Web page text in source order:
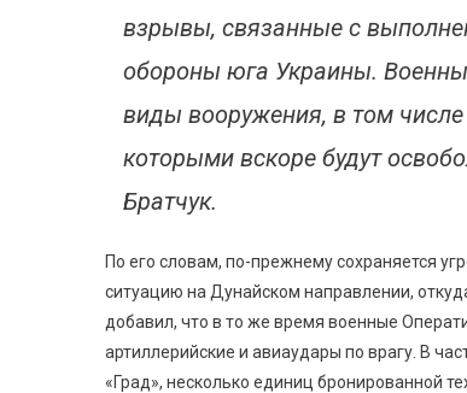
взрывы, связанные с
обороны юга Украины.
виды вооружения, в том
которыми вскоре будут
Братчук.
По его словам, по-прежнему сохраняется
ситуацию на Дунайском направлении,
добавил, что в то же время военные
артиллерийские и авиаудары по врагу. В
«Град», несколько единиц бронированной